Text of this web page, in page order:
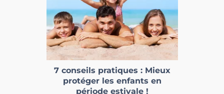
7 conseils pratiques : Mieux
protéger les enfants en
période estivale !